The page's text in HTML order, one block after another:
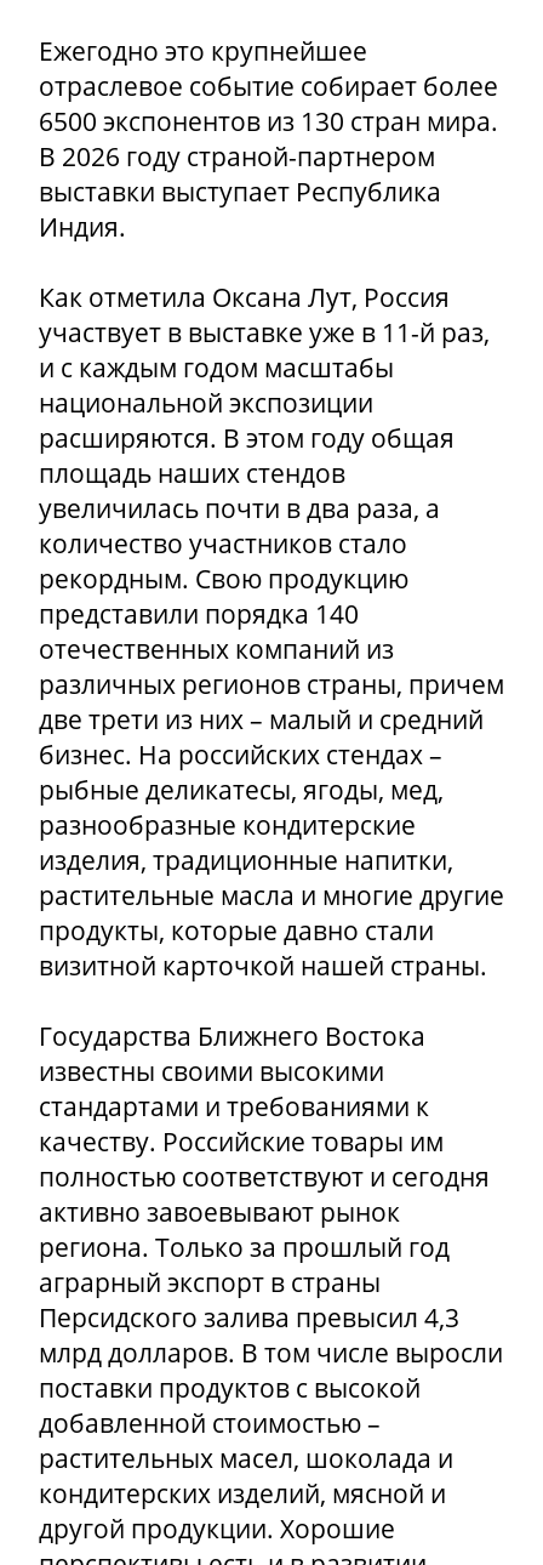
Ежегодно это крупнейшее
отраслевое событие собирает более
6500 экспонентов из 130 стран мира.
В 2026 году страной-партнером
выставки выступает Республика
Индия.
Как отметила Оксана Лут, Россия
участвует в выставке уже в 11-й раз,
и с каждым годом масштабы
национальной экспозиции
расширяются. В этом году общая
площадь наших стендов
увеличилась почти в два раза, а
количество участников стало
рекордным. Свою продукцию
представили порядка 140
отечественных компаний из
различных регионов страны, причем
две трети из них – малый и средний
бизнес. На российских стендах –
рыбные деликатесы, ягоды, мед,
разнообразные кондитерские
изделия, традиционные напитки,
растительные масла и многие другие
продукты, которые давно стали
визитной карточкой нашей страны.
Государства Ближнего Востока
известны своими высокими
стандартами и требованиями к
качеству. Российские товары им
полностью соответствуют и сегодня
активно завоевывают рынок
региона. Только за прошлый год
аграрный экспорт в страны
Персидского залива превысил 4,3
млрд долларов. В том числе выросли
поставки продуктов с высокой
добавленной стоимостью –
растительных масел, шоколада и
кондитерских изделий, мясной и
другой продукции. Хорошие